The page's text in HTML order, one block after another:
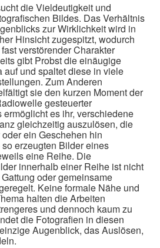
die Vieldeutigkeit und
Bildes. Das Verhältnis
zur Wirklichkeit wird in
Hinsicht zugespitzt, wodurch
verstörender Charakter
gibt Probst die einäugige
auf und spaltet diese in viele
Zum Anderen
sie den kurzen Moment der
gesteuerter
es ihr, verschiedene
gleichzeitig auszulösen, die
ein Geschehen hin
erzeugten Bilder eines
eine Reihe. Die
innerhalb einer Reihe ist nicht
oder gemeinsame
Keine formale Nähe und
halten die Arbeiten
und dennoch kaum zu
die Fotografien in diesen
Augenblick, das Auslösen,